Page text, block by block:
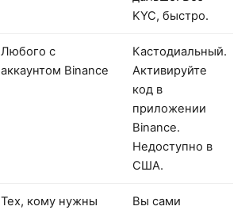
KYC, быстро.
Любого с
аккаунтом Binance
Кастодиальный.
Активируйте
код в
приложении
Binance.
Недоступно в
США.
Тех, кому нужны
Вы сами